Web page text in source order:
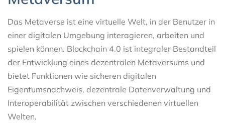
Das Metaverse ist eine virtuelle Welt, in der Benutzer in
einer digitalen Umgebung interagieren, arbeiten und
spielen können. Blockchain 4.0 ist integraler Bestandteil
der Entwicklung eines dezentralen Metaversums und
bietet Funktionen wie sicheren digitalen
Eigentumsnachweis, dezentrale Datenverwaltung und
Interoperabilität zwischen verschiedenen virtuellen
Welten.